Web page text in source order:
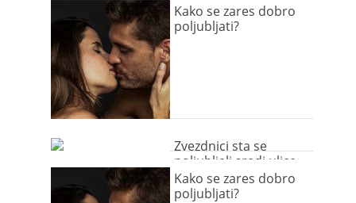
Kako se zares dobro
poljubljati?
Zvezdnici sta se
poljubljali sredi ulice
Kako se zares dobro
poljubljati?